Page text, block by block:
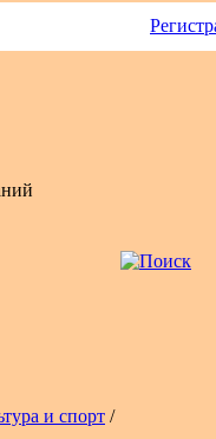
и спорт /